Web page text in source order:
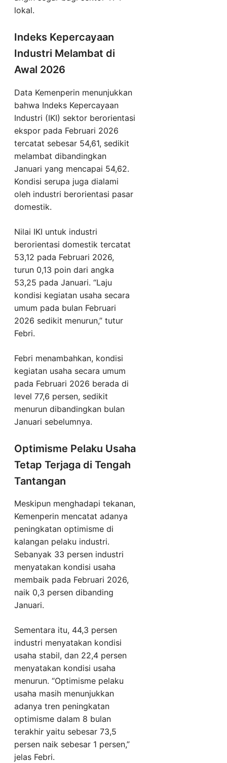
lokal.
Indeks Kepercayaan
Industri Melambat di
Awal 2026
Data Kemenperin menunjukkan
bahwa Indeks Kepercayaan
Industri (IKI) sektor berorientasi
ekspor pada Februari 2026
tercatat sebesar 54,61, sedikit
melambat dibandingkan
Januari yang mencapai 54,62.
Kondisi serupa juga dialami
oleh industri berorientasi pasar
domestik.
Nilai IKI untuk industri
berorientasi domestik tercatat
53,12 pada Februari 2026,
turun 0,13 poin dari angka
53,25 pada Januari. “Laju
kondisi kegiatan usaha secara
umum pada bulan Februari
2026 sedikit menurun,” tutur
Febri.
Febri menambahkan, kondisi
kegiatan usaha secara umum
pada Februari 2026 berada di
level 77,6 persen, sedikit
menurun dibandingkan bulan
Januari sebelumnya.
Optimisme Pelaku Usaha
Tetap Terjaga di Tengah
Tantangan
Meskipun menghadapi tekanan,
Kemenperin mencatat adanya
peningkatan optimisme di
kalangan pelaku industri.
Sebanyak 33 persen industri
menyatakan kondisi usaha
membaik pada Februari 2026,
naik 0,3 persen dibanding
Januari.
Sementara itu, 44,3 persen
industri menyatakan kondisi
usaha stabil, dan 22,4 persen
menyatakan kondisi usaha
menurun. “Optimisme pelaku
usaha masih menunjukkan
adanya tren peningkatan
optimisme dalam 8 bulan
terakhir yaitu sebesar 73,5
persen naik sebesar 1 persen,”
jelas Febri.